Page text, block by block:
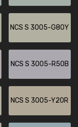
NCS S 3005-G80Y
NCS S 3005-R50B
NCS S 3005-Y20R